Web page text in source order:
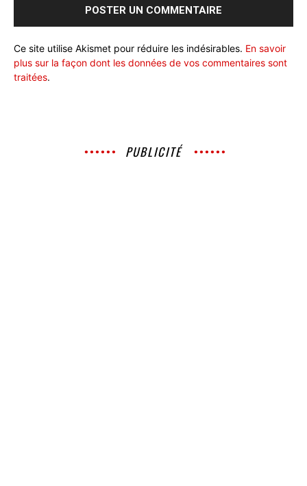
Ce site utilise Akismet pour réduire les indésirables. En savoir
plus sur la façon dont les données de vos commentaires sont
traitées.
PUBLICITÉ